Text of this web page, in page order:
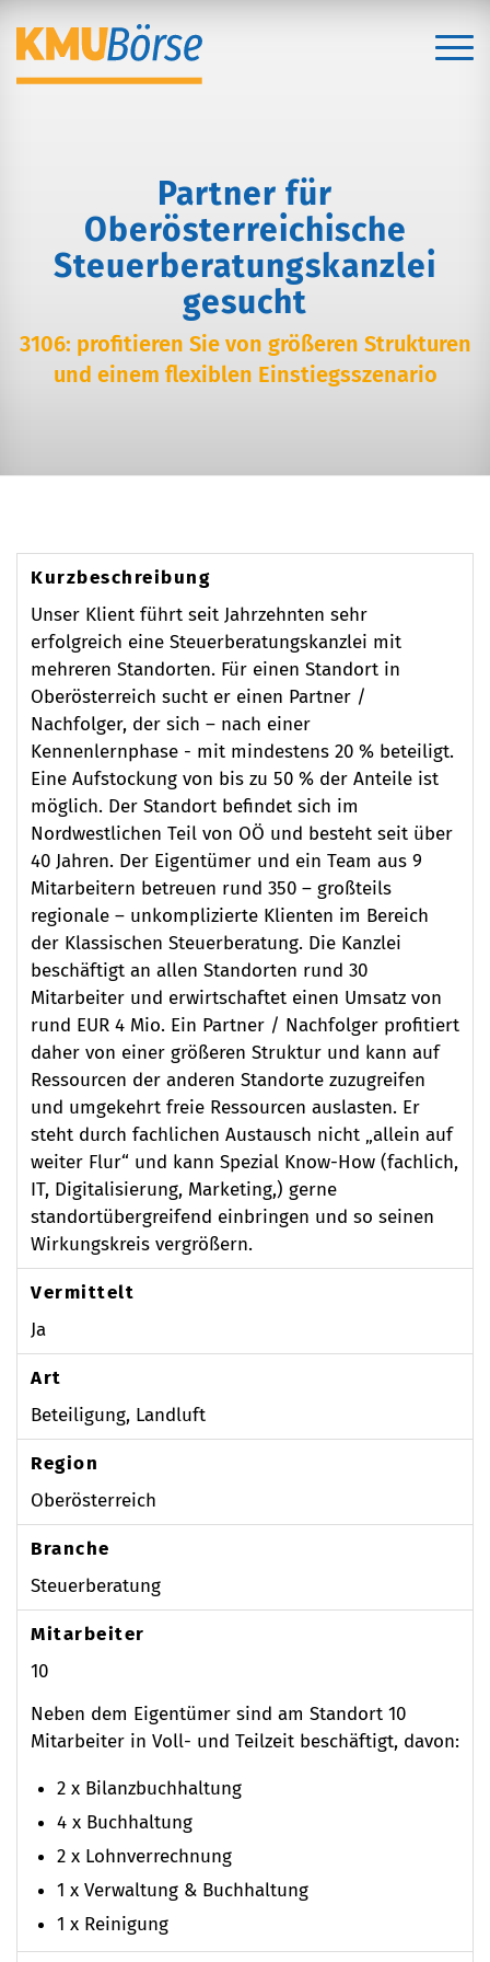
Partner für
Oberösterreichische
Steuerberatungskanzlei
gesucht
3106: profitieren Sie von größeren Strukturen
und einem flexiblen Einstiegsszenario
Kurzbeschreibung
Unser Klient führt seit Jahrzehnten sehr
erfolgreich eine Steuerberatungskanzlei mit
mehreren Standorten. Für einen Standort in
Oberösterreich sucht er einen Partner /
Nachfolger, der sich – nach einer
Kennenlernphase - mit mindestens 20 % beteiligt.
Eine Aufstockung von bis zu 50 % der Anteile ist
möglich. Der Standort befindet sich im
Nordwestlichen Teil von OÖ und besteht seit über
40 Jahren. Der Eigentümer und ein Team aus 9
Mitarbeitern betreuen rund 350 – großteils
regionale – unkomplizierte Klienten im Bereich
der Klassischen Steuerberatung. Die Kanzlei
beschäftigt an allen Standorten rund 30
Mitarbeiter und erwirtschaftet einen Umsatz von
rund EUR 4 Mio. Ein Partner / Nachfolger profitiert
daher von einer größeren Struktur und kann auf
Ressourcen der anderen Standorte zuzugreifen
und umgekehrt freie Ressourcen auslasten. Er
steht durch fachlichen Austausch nicht „allein auf
weiter Flur“ und kann Spezial Know-How (fachlich,
IT, Digitalisierung, Marketing,) gerne
standortübergreifend einbringen und so seinen
Wirkungskreis vergrößern.
Vermittelt
Ja
Art
Beteiligung, Landluft
Region
Oberösterreich
Branche
Steuerberatung
Mitarbeiter
10
Neben dem Eigentümer sind am Standort 10
Mitarbeiter in Voll- und Teilzeit beschäftigt, davon:
2 x Bilanzbuchhaltung
4 x Buchhaltung
2 x Lohnverrechnung
1 x Verwaltung & Buchhaltung
1 x Reinigung